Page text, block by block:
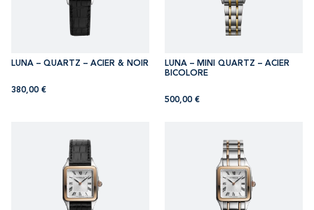
LUNA – QUARTZ – ACIER & NOIR
380,00 €
LUNA – MINI QUARTZ – ACIER
BICOLORE
500,00 €